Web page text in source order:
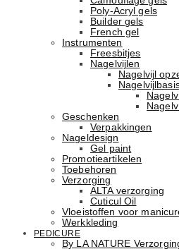
Poly-Acryl gels
Builder gels
French gel
Instrumenten
Freesbitjes
Nagelvijlen
Nagelvijl
Geschenken
Verpakkingen
Nageldesign
Gel paint
Promotieartikelen
Toebehoren
Verzorging
ALTA verzorging
Cuticul Oil
Vloeistoffen voor
Werkkleding
PEDICURE
By LA NATURE